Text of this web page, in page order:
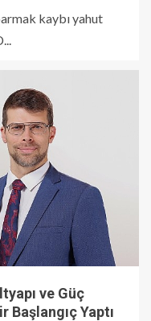
kaybı yahut
ve Güç
Başlangıç Yaptı